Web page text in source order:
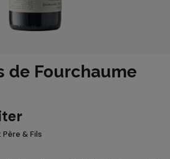
de Fourchaume
& Fils